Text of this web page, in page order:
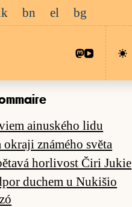
bn el bg
ainuského lidu
okraji známého světa
horlivost Čiri Jukie
duchem u Nukišio